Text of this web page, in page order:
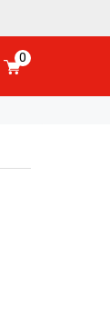
0